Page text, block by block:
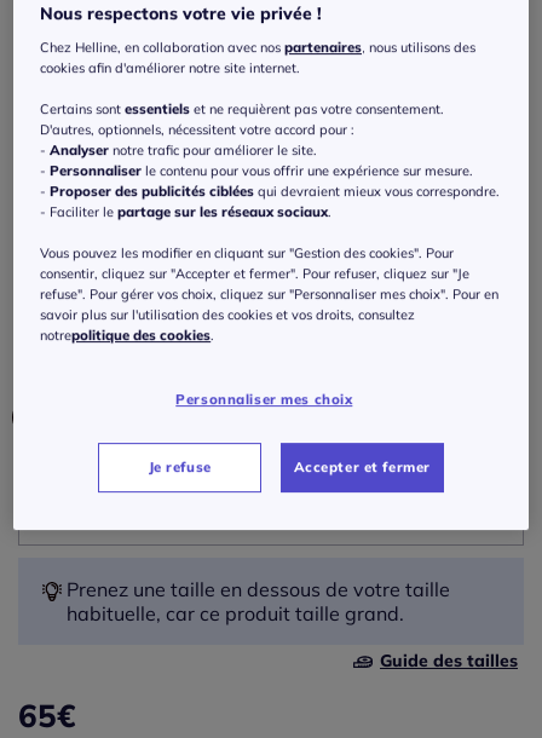
Exclu web
Bermuda
Réf : 332.900.010
42 -
46 -
Prenez une taille en dessous de votre taille
habituelle, car ce produit taille grand.
Guide des tailles
65€
Nous respectons votre vie privée !
Chez Helline, en collaboration avec nospartenaires , nous utilisons des
cookies afin d'améliorer notre site internet.
Certains sontessentiels et ne requièrent pas votre consentement.
D'autres, optionnels, nécessitent votre accord pour :
-Analyser notre trafic pour améliorer le site.
-Personnaliser le contenu pour vous offrir une expérience sur mesure.
-Proposer des publicités ciblées qui devraient mieux vous correspondre.
- Faciliter lepartage sur les réseaux sociaux
Vous pouvez les modifier en cliquant sur "Gestion des cookies". Pour
consentir, cliquez sur "Accepter et fermer". Pour refuser, cliquez sur "Je
refuse". Pour gérer vos choix, cliquez sur "Personnaliser mes choix". Pour en
savoir plus sur l'utilisation des cookies et vos droits, consultez
notrepolitique des cookies
Personnaliser mes choix
Je refuse Accepter et fermer